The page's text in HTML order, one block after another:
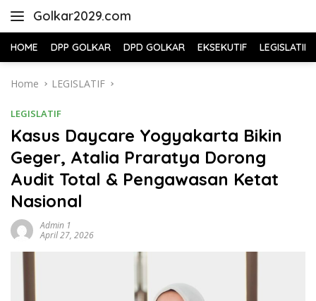
Golkar2029.com
HOME DPP GOLKAR DPD GOLKAR EKSEKUTIF LEGISLATIF
Home LEGISLATIF
LEGISLATIF
Kasus Daycare Yogyakarta Bikin
Geger, Atalia Praratya Dorong
Audit Total & Pengawasan Ketat
Nasional
Admin 1
April 27, 2026